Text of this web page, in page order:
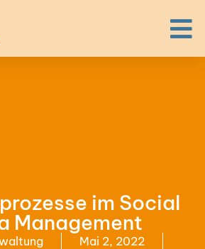
im Social
Manage­ment
Mai 2, 2022